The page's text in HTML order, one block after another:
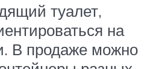
туалет,
на
В продаже можно